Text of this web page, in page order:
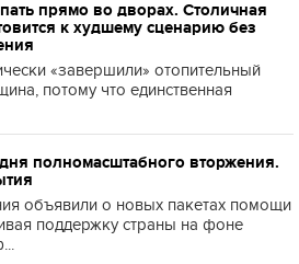
прямо во дворах. Столичная
к худшему сценарию без
«завершили» отопительный
потому что единственная
полномасштабного вторжения.
объявили о новых пакетах помощи
поддержку страны на фоне